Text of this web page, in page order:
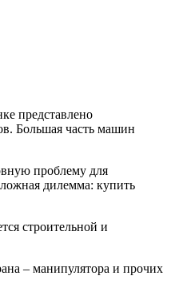
представлено
Большая часть машин
проблему для
дилемма: купить
строительной и
– манипулятора и прочих